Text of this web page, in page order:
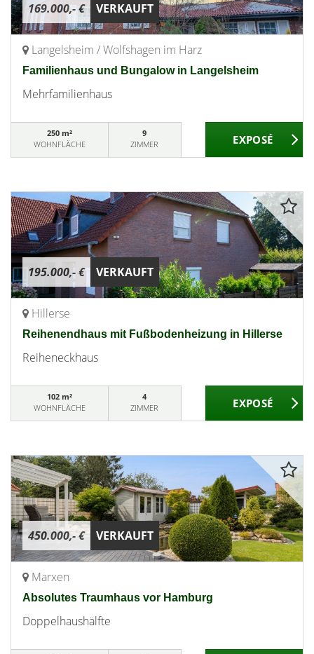
169.000,- € VERKAUFT
Langelsheim / Wolfshagen im Harz
Familienhaus und Bungalow in Langelsheim
Mehrfamilienhaus
250 m²
WOHNFLÄCHE
9
ZIMMER
195.000,- € VERKAUFT
Hillerse
Reihenendhaus mit Fußbodenheizung in Hillerse
Reiheneckhaus
102 m²
WOHNFLÄCHE
4
ZIMMER
450.000,- € VERKAUFT
Marxen
Absolutes Traumhaus vor Hamburg
Doppelhaushälfte